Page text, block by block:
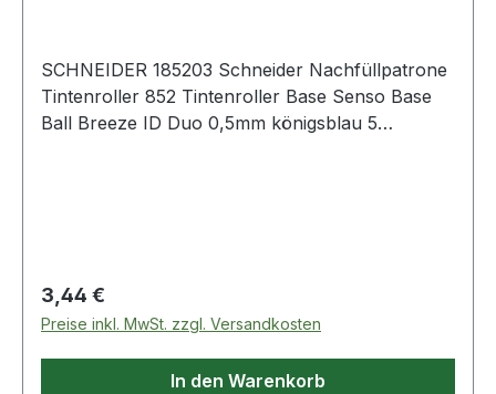
SCHNEIDER 185203 Schneider Nachfüllpatrone
Tintenroller 852 Tintenroller Base Senso Base
Ball Breeze ID Duo 0,5mm königsblau 5
Regulärer Preis:
3,44 €
Preise inkl. MwSt. zzgl. Versandkosten
In den Warenkorb